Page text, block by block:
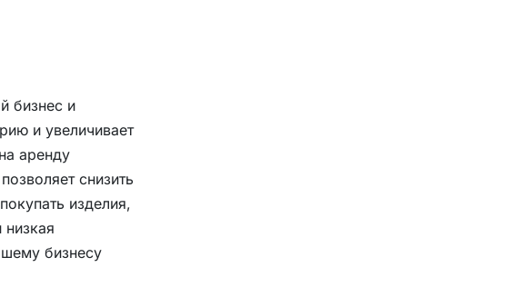
бизнес и
и увеличивает
аренду
снизить
изделия,
бизнесу